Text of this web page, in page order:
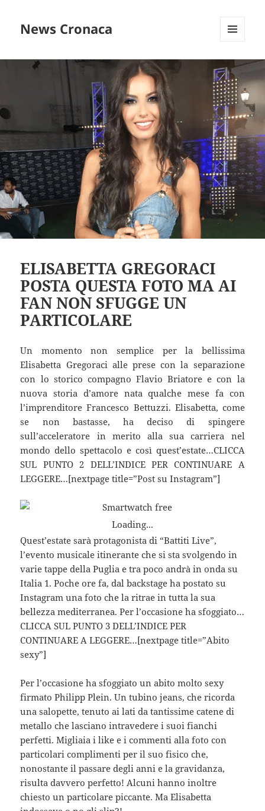
News Cronaca
WIDGET
ELISABETTA GREGORACI
POSTA QUESTA FOTO MA AI
FAN NON SFUGGE UN
PARTICOLARE
Un momento non semplice per la bellissima
Elisabetta Gregoraci alle prese con la separazione
con lo storico compagno Flavio Briatore e con la
nuova storia d’amore nata qualche mese fa con
l’imprenditore Francesco Bettuzzi. Elisabetta, come
se non bastasse, ha deciso di spingere
sull’acceleratore in merito alla sua carriera nel
mondo dello spettacolo e così quest’estate…CLICCA
SUL PUNTO 2 DELL’INDICE PER CONTINUARE A
LEGGERE…[nextpage title=”Post su Instagram”]
Loading...
Quest’estate sarà protagonista di “Battiti Live”,
l’evento musicale itinerante che si sta svolgendo in
varie tappe della Puglia e tra poco andrà in onda su
Italia 1. Poche ore fa, dal backstage ha postato su
Instagram una foto che la ritrae in tutta la sua
bellezza mediterranea. Per l’occasione ha sfoggiato…
CLICCA SUL PUNTO 3 DELL’INDICE PER
CONTINUARE A LEGGERE…[nextpage title=”Abito
sexy”]
Per l’occasione ha sfoggiato un abito molto sexy
firmato Philipp Plein. Un tubino jeans, che ricorda
una salopette, tenuto ai lati da tantissime catene di
metallo che lasciano intravedere i suoi fianchi
perfetti. Migliaia i like e i commenti alla foto con
particolari complimenti per il suo fisico che,
nonostante il passare degli anni e la gravidanza,
risulta davvero perfetto! Alcuni hanno inoltre
chiesto un particolare piccante. Ma Elisabetta